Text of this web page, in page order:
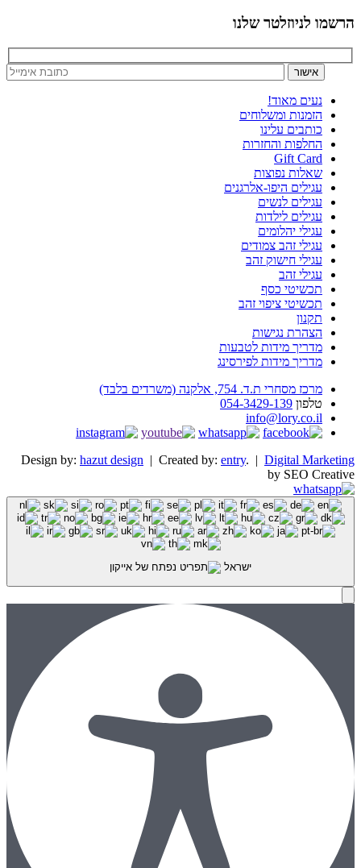
הרשמו לניוזלטר שלנו
נעים מאוד!
הזמנות ומשלוחים
כותבים עלינו
החלפות והחזרות
Gift Card
שאלות נפוצות
עגילים היפו-אלרגנים
עגילים לנשים
עגילים לילדות
עגילי יהלומים
עגילי זהב צמודים
עגילי חישוק זהב
עגילי זהב
תכשיטי כסף
תכשיטי ציפוי זהב
תקנון
הצהרת נגישות
מדריך מידות לטבעות
מדריך מידות לפירסינג
מרכז מסחרי ת.ד. 754, אלקנה (משרדים בלבד)
טלפון 054-3429-139
info@lory.co.il
Design by: hazut design | Created by: entry. | Digital Marketing
by SEO Creative
ישראל